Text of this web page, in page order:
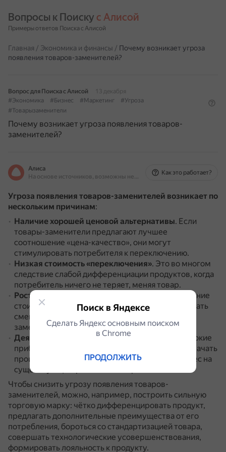
Вопросы к Поиску с Алисой
Примеры ответов Поиска с Алисой
Главная / Экономика и финансы / Почему возникает угроза
появления товаров-заменителей?
Вопрос для Поиска с Алисой
13 декабря
#Экономика
#Бизнес #Маркетинг
#Угроза
#Товарызаменители
Почему возникает угроза появления товаров-
заменителей?
Алиса
На основе источников, возможны неточности
Как это работает?
Угроза появления товаров-заменителей возникает по
нескольким причинам:
Наличие хорошей ценовой альтернативы. Если
товары-заменители предлагают лучшее
соотношение «цена-качество», они могут
стимулировать потребителя к переключению.
Низкая стоимость «переключения». Это во многом
следствие слабой дифференциации продуктов, когда
потребитель ничего не теряет, меняя товар.
Рост цен на ключевые ресурсы
Резкое повышение
стоимости сырья и энергоресурсов может вызвать
смену поставщиков и поиск дешёвых товаров-
заменителей.
Деятельность крупных игроков
Если у них высокие
прибыли на альтернативных рынках, они могут начать
производить товары-заменители и делать бизнес на
существующем рынке менее прибыльным.
Чтобы снизить угрозу появления товаров-
заменителей, можно, например, построить сильную
торговую марку: чётко дифференцировать продукт,
предлагать дополнительные преимущества от его
потребления, бороться со стандартизацией товара,
совершать технологические усовершенствования,
формировать лояльность к продукту.
Поиск в Яндексе
Сделать Яндекс основным поиском
в Сhrome
ПРОДОЛЖИТЬ